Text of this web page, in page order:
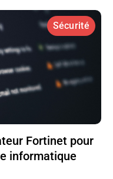
Sécurité
Fortinet pour
informatique